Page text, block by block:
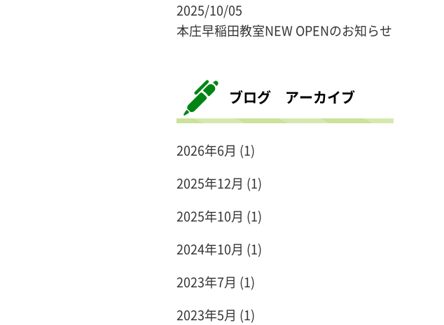
2025/10/05
本庄早稲田教室NEW OPENのお知らせ
ブログ アーカイブ
2026年6月 (1)
2025年12月 (1)
2025年10月 (1)
2024年10月 (1)
2023年7月 (1)
2023年5月 (1)